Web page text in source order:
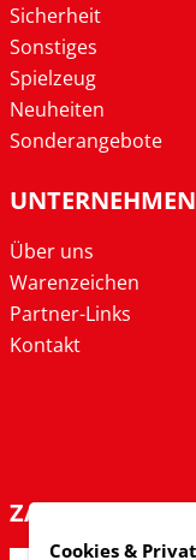
Sicherheit
Sonstiges
Spielzeug
Neuheiten
Sonderangebote
UNTERNEHMEN
Über uns
Warenzeichen
Partner-Links
Kontakt
ZAHLARTEN
Cookies &